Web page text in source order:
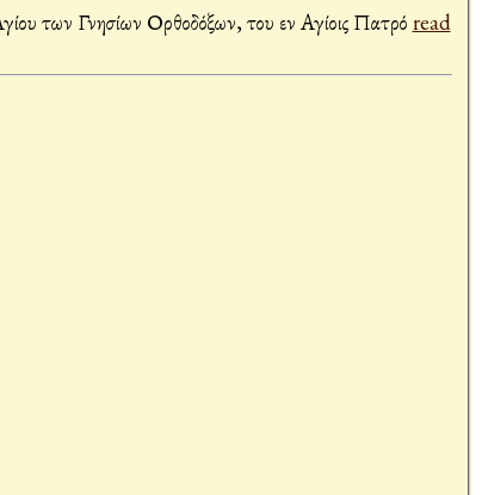
των Γνησίων Ορθοδόξων, του εν Αγίοις Πατρό read